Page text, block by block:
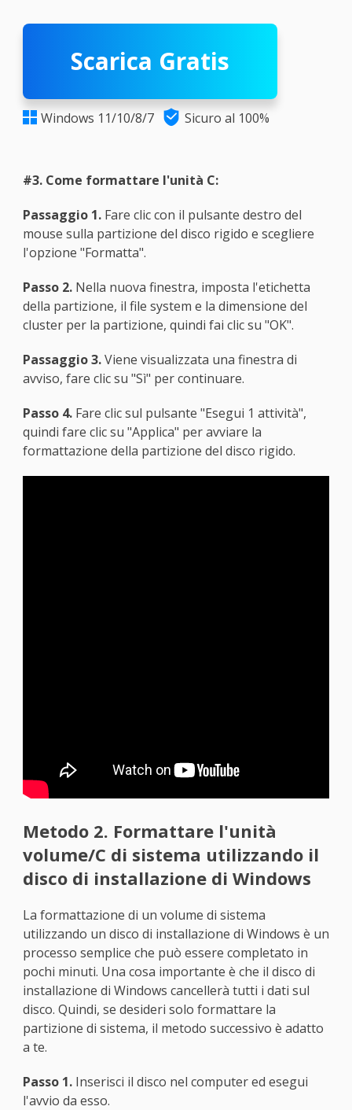
Scarica Gratis
 Windows 11/10/8/7  Sicuro al 100%
#3. Come formattare l'unità C:
Passaggio 1.Fare clic con il pulsante destro del
mouse sulla partizione del disco rigido e scegliere
l'opzione "Formatta".
Passo 2.Nella nuova finestra, imposta l'etichetta
della partizione, il file system e la dimensione del
cluster per la partizione, quindi fai clic su "OK".
Passaggio 3.Viene visualizzata una finestra di
avviso, fare clic su "Sì" per continuare.
Passo 4.Fare clic sul pulsante "Esegui 1 attività",
quindi fare clic su "Applica" per avviare la
formattazione della partizione del disco rigido.
Metodo 2. Formattare l'unità
volume/C di sistema utilizzando il
disco di installazione di Windows
La formattazione di un volume di sistema
utilizzando un disco di installazione di Windows è un
processo semplice che può essere completato in
pochi minuti. Una cosa importante è che il disco di
installazione di Windows cancellerà tutti i dati sul
disco. Quindi, se desideri solo formattare la
partizione di sistema, il metodo successivo è adatto
a te.
Passo 1.Inserisci il disco nel computer ed esegui
l'avvio da esso.